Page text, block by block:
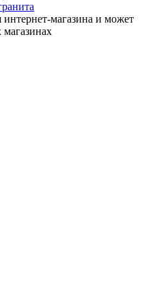
интернет-магазина и может
магазинах